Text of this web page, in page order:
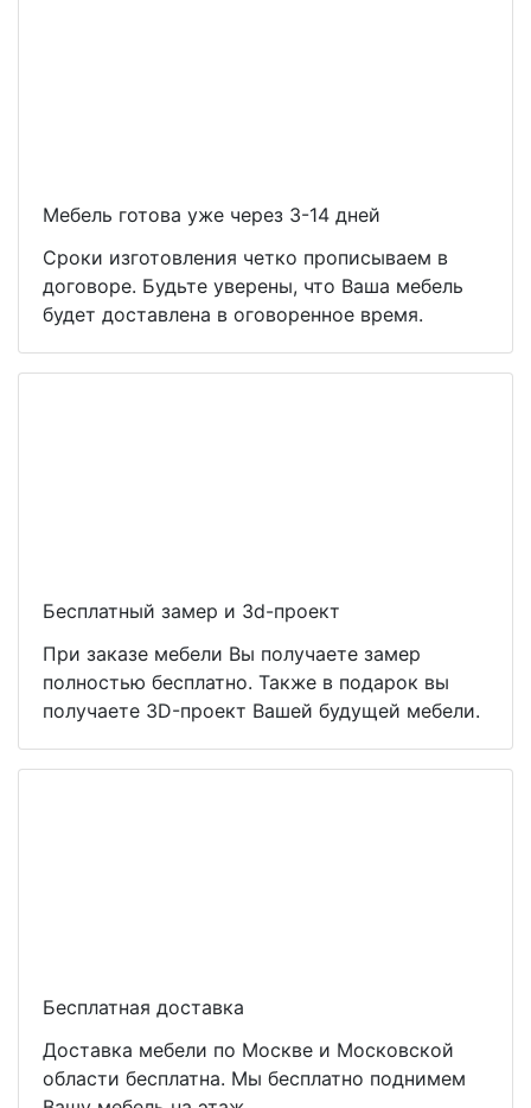
Мебель готова уже через 3-14 дней
Сроки изготовления четко прописываем в
договоре. Будьте уверены, что Ваша мебель
будет доставлена в оговоренное время.
Бесплатный замер и 3d-проект
При заказе мебели Вы получаете замер
полностью бесплатно. Также в подарок вы
получаете 3D-проект Вашей будущей мебели.
Бесплатная доставка
Доставка мебели по Москве и Московской
области бесплатна. Мы бесплатно поднимем